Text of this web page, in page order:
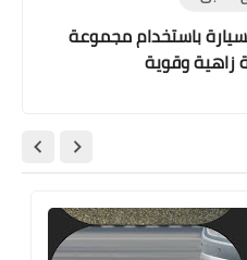
باستخدام مجموعة
زاهية وقوية